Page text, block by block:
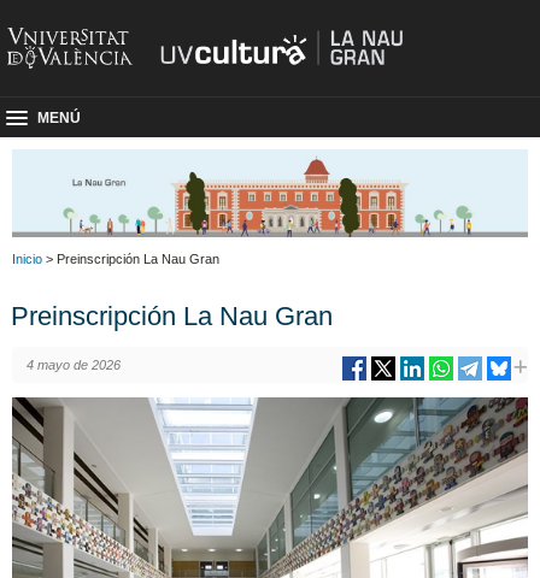
MENÚ
Inicio > Preinscripción La Nau Gran
Preinscripción La Nau Gran
4 mayo de 2026